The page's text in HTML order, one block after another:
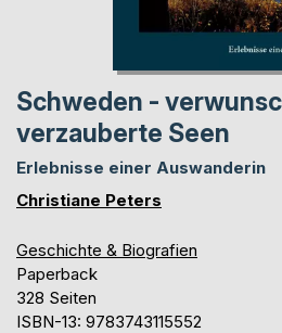
Schweden -
verzauberte Seen
Erlebnisse einer Auswanderin
Christiane Peters
Geschichte & Biografien
Paperback
328 Seiten
ISBN-13: 9783743115552